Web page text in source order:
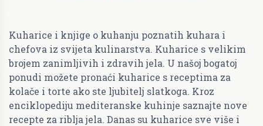
Kuharice i knjige o kuhanju poznatih kuhara i
chefova iz svijeta kulinarstva. Kuharice s velikim
brojem zanimljivih i zdravih jela. U našoj bogatoj
ponudi možete pronaći kuharice s receptima za
kolače i torte ako ste ljubitelj slatkoga. Kroz
enciklopediju mediteranske kuhinje saznajte nove
recepte za riblja jela. Danas su kuharice sve više i